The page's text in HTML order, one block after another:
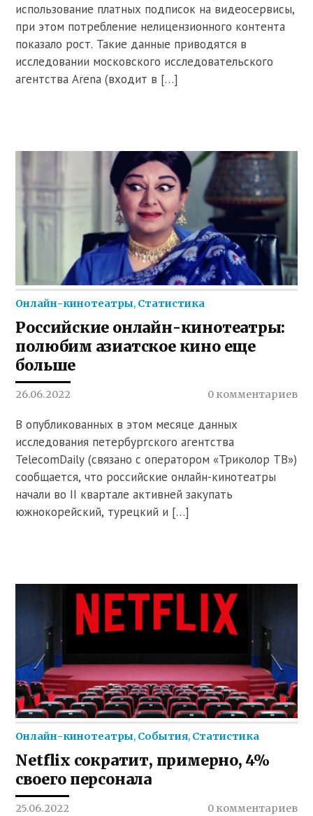
использование платных подписок на видеосервисы,
при этом потребление нелицензионного контента
показало рост. Такие данные приводятся в
исследовании московского исследовательского
агентства Arena (входит в […]
Онлайн-кинотеатры, Статистика
Российские онлайн-кинотеатры:
полюбим азиатское кино еще
больше
26.06.2022 0 комментариев
В опубликованных в этом месяце данных
исследования петербургского агентства
TelecomDaily (связано с оператором «Триколор ТВ»)
сообщается, что российские онлайн-кинотеатры
начали во II квартале активней закупать
южнокорейский, турецкий и […]
Онлайн-кинотеатры, События, Статистика
Netflix сократит, примерно, 4%
своего персонала
25.06.2022 0 комментариев